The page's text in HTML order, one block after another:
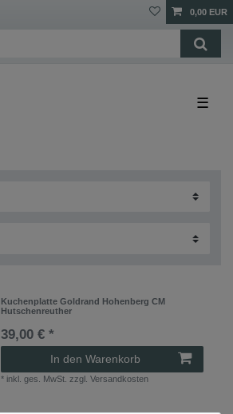
0,00 EUR
☰
Kuchenplatte Goldrand Hohenberg CM
Hutschenreuther
39,00 € *
In den Warenkorb
* inkl. ges. MwSt. zzgl.Versandkosten